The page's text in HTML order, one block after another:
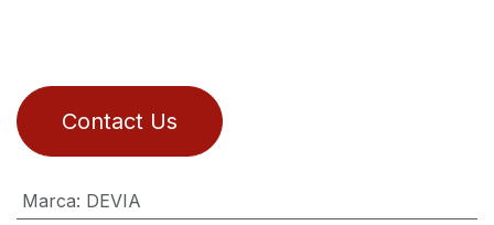
Contact Us
Marca: DEVIA